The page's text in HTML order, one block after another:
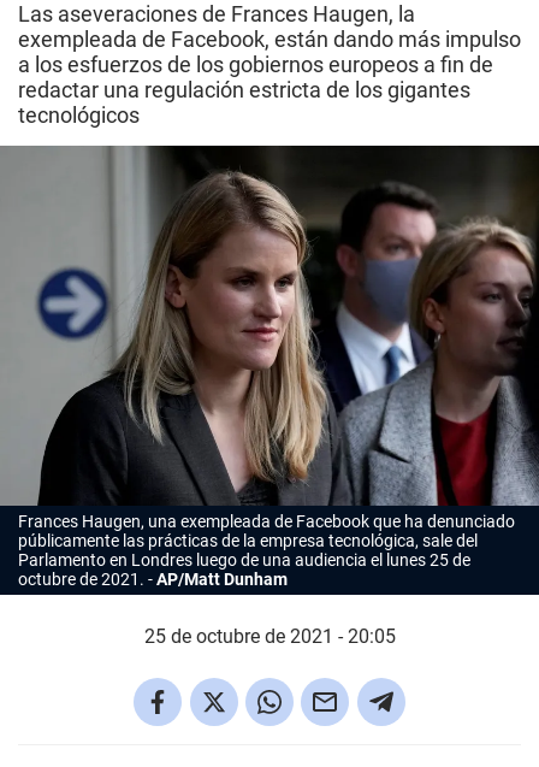
Las aseveraciones de Frances Haugen, la
exempleada de Facebook, están dando más impulso
a los esfuerzos de los gobiernos europeos a fin de
redactar una regulación estricta de los gigantes
tecnológicos
Frances Haugen, una exempleada de Facebook que ha denunciado
públicamente las prácticas de la empresa tecnológica, sale del
Parlamento en Londres luego de una audiencia el lunes 25 de
octubre de 2021.
AP/Matt Dunham
25 de octubre de 2021 - 20:05